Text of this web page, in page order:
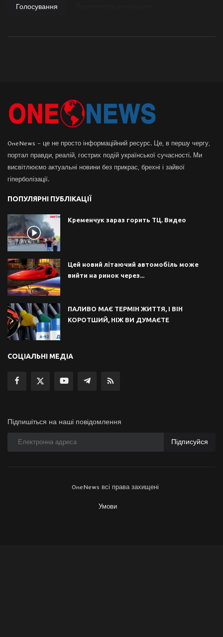
Голосування
OneNews – це не просто інформаційний ресурс. Це, в першу чергу,
портал правди, реалій, гострих подій української сучасності. Ми
висвітлюємо актуальні новини без прикрас, брехні і зайвої
гіперболізації.
ПОПУЛЯРНІ ПУБЛІКАЦІЇ
Кременчук зараз горить ТЦ. Видео
Цей новий літаючий автомобіль може
вийти на ринок через...
ПАЛИВО МАЄ ТЕРМІН ЖИТТЯ, І ВІН
КОРОТШИЙ, НІЖ ВИ ДУМАЄТЕ
СОЦІАЛЬНІ МЕДІА
Підпишіться на наші повідомлення
Підписуйся
OneNews всі права захищені
Умови